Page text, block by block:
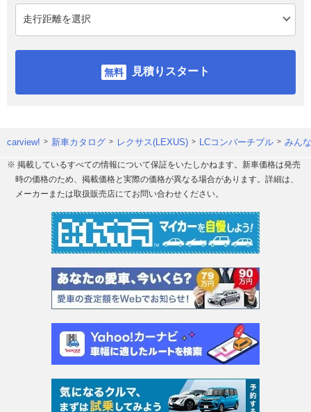
見積りスタート
carview! 新車カタログ レクサス(LEXUS) LCコンバーチブル みん
※ 掲載しているすべての情報について保証をいたしかねます。新車価格は発売
時の価格のため、掲載価格と実際の価格が異なる場合があります。詳細は、
メーカーまたは取扱販売店にてお問い合わせください。